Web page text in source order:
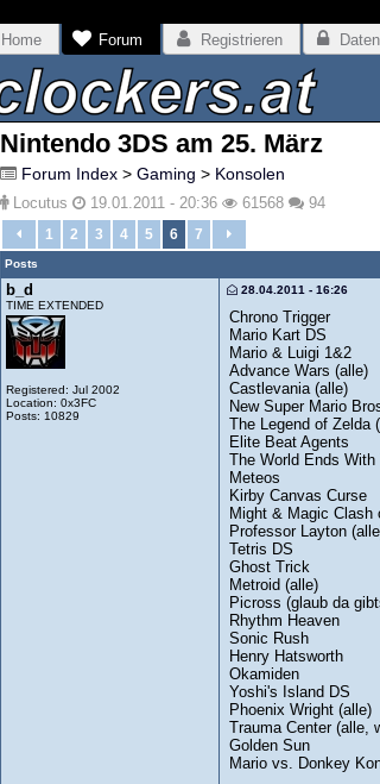
Home Forum Registrieren
Nintendo 3DS am 25. März
Forum Index > Gaming > Konsolen
Locutus 19.01.2011 - 20:36 61568 94
1 2 3 4 5 6 7
Posts
b_d
TIME EXTENDED
Registered: Jul 2002
Location: 0x3FC
Posts: 10829
28.04.2011 - 16:26
Chrono Trigger
Mario Kart DS
Mario & Luigi 1&2
Advance Wars (alle)
Castlevania (alle)
New Super Mario
The Legend of Zelda
Elite Beat Agents
The World Ends With
Meteos
Kirby Canvas Curse
Might & Magic Clash
Professor Layton
Tetris DS
Ghost Trick
Metroid (alle)
Picross (glaub da
Rhythm Heaven
Sonic Rush
Henry Hatsworth
Okamiden
Yoshi's Island DS
Phoenix Wright (alle)
Trauma Center (alle,
Golden Sun
Mario vs. Donkey